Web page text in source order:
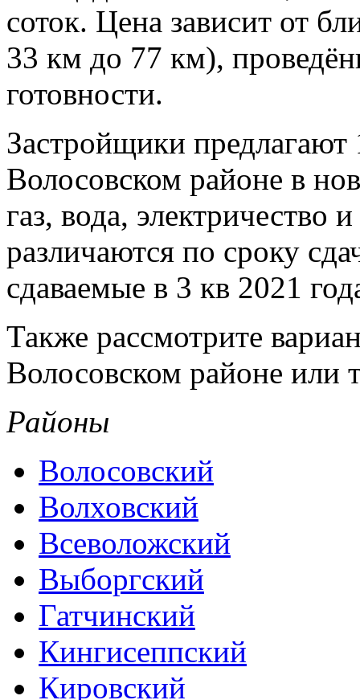
соток. Цена зависит от
33 км до 77 км),
готовности.
Застройщики предлагают
Волосовском районе в
газ, вода, электричество
различаются по сроку
сдаваемые в 3 кв 2021
Также рассмотрите
Волосовском районе или
Районы
Волосовский
Волховский
Всеволожский
Выборгский
Гатчинский
Кингисеппский
Кировский